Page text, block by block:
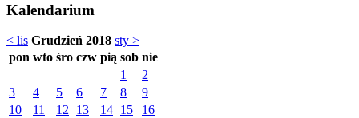
Kalendarium
< lis Grudzień 2018 sty >
pon wto śro czw pią sob nie
1
2
3
4 5 6 7 8
9
10
11 12 13 14 15
16